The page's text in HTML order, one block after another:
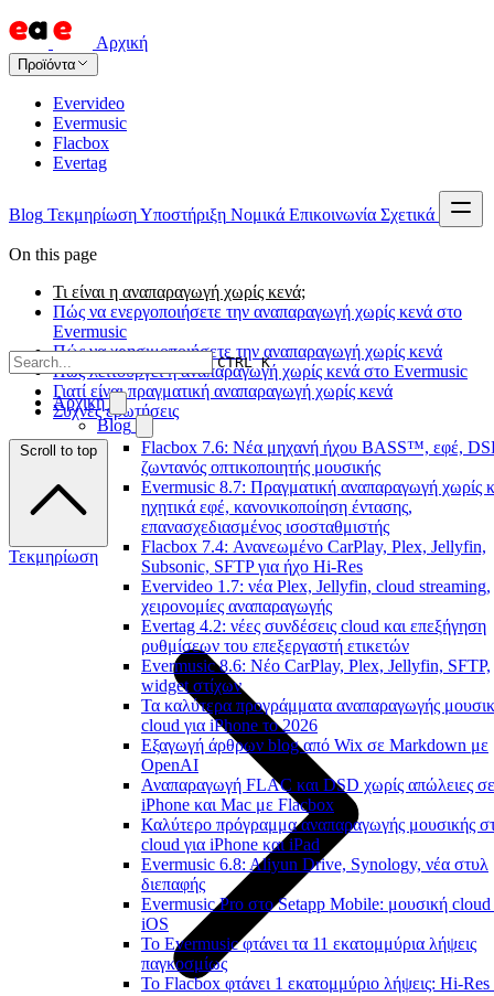
Αρχική
Προϊόντα
Evervideo
Evermusic
Flacbox
Evertag
Blog ΤεκμηρίωσηΥποστήριξη Νομικά Επικοινωνία Σχετικά
CTRL K
Αρχική
Blog
Flacbox 7.6: Νέα μηχανή ήχου BASS™, εφέ,
ζωντανός οπτικοποιητής μουσικής
Evermusic 8.7: Πραγματική αναπαραγωγή χωρίς
ηχητικά εφέ, κανονικοποίηση έντασης,
επανασχεδιασμένος ισοσταθμιστής
Flacbox 7.4: Ανανεωμένο CarPlay, Plex, Jellyfin,
Subsonic, SFTP για ήχο Hi-Res
Evervideo 1.7: νέα Plex, Jellyfin, cloud streaming,
χειρονομίες αναπαραγωγής
Evertag 4.2: νέες συνδέσεις cloud και επεξήγηση
ρυθμίσεων του επεξεργαστή ετικετών
Evermusic 8.6: Νέο CarPlay, Plex, Jellyfin, SFTP,
widget στίχων
Τα καλύτερα προγράμματα αναπαραγωγής
cloud για iPhone το 2026
Εξαγωγή άρθρων blog από Wix σε Markdown με
OpenAI
Αναπαραγωγή FLAC και DSD χωρίς απώλειες σε
iPhone και Mac με Flacbox
Καλύτερο πρόγραμμα αναπαραγωγής μουσικής
cloud για iPhone και iPad
Evermusic 6.8: Aliyun Drive, Synology, νέα στυλ
διεπαφής
Evermusic Pro στο Setapp Mobile: μουσική cloud
iOS
Το Evermusic φτάνει τα 11 εκατομμύρια λήψεις
παγκοσμίως
Το Flacbox φτάνει 1 εκατομμύριο λήψεις: Hi-Res
On this page
Τι είναι η αναπαραγωγή χωρίς κενά;
Πώς να ενεργοποιήσετε την αναπαραγωγή χωρίς κενά στο
Evermusic
Πώς να χρησιμοποιήσετε την αναπαραγωγή χωρίς κενά
Πώς λειτουργεί η αναπαραγωγή χωρίς κενά στο Evermusic
Γιατί είναι πραγματική αναπαραγωγή χωρίς κενά
Συχνές ερωτήσεις
Scroll to top
Τεκμηρίωση